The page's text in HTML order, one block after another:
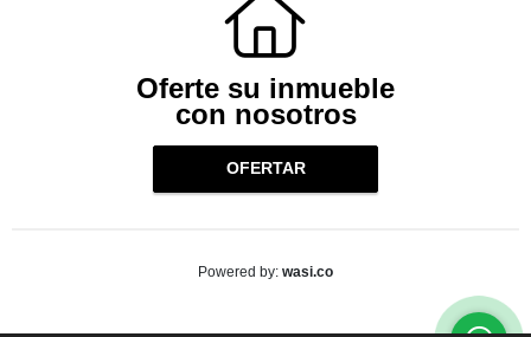
Oferte su inmueble
con nosotros
OFERTAR
Powered by: wasi.co